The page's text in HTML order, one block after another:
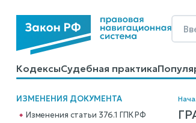
КодексыСудебная практика
КалькуляторыСправочные
ИЗМЕНЕНИЯ ДОКУМЕНТА
Изменения статьи 376.1 ГПК РФ